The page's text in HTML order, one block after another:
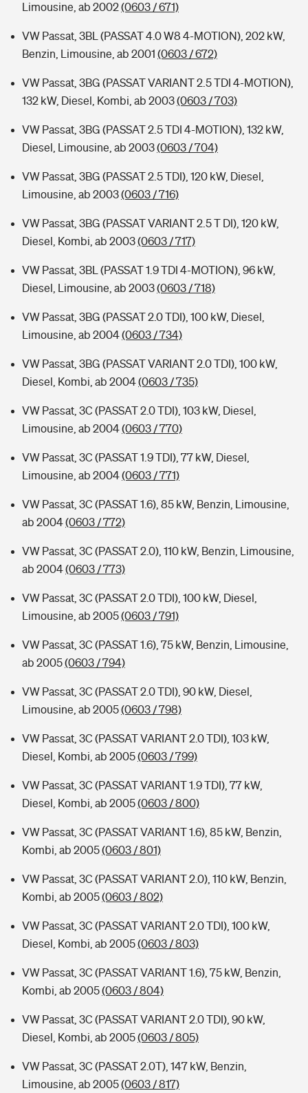
Limousine, ab 2002(0603 / 671)
VW Passat, 3BL (PASSAT 4.0 W8 4-MOTION), 202 kW,
Benzin, Limousine, ab 2001 (0603 / 672)
VW Passat, 3BG (PASSAT VARIANT 2.5 TDI 4-MOTION),
132 kW, Diesel, Kombi, ab 2003(0603 / 703)
VW Passat, 3BG (PASSAT 2.5 TDI 4-MOTION), 132 kW,
Diesel, Limousine, ab 2003(0603 / 704)
VW Passat, 3BG (PASSAT 2.5 TDI), 120 kW, Diesel,
Limousine, ab 2003(0603 / 716)
VW Passat, 3BG (PASSAT VARIANT 2.5 T DI), 120 kW,
Diesel, Kombi, ab 2003(0603 / 717)
VW Passat, 3BL (PASSAT 1.9 TDI 4-MOTION), 96 kW,
Diesel, Limousine, ab 2003(0603 / 718)
VW Passat, 3BG (PASSAT 2.0 TDI), 100 kW, Diesel,
Limousine, ab 2004(0603 / 734)
VW Passat, 3BG (PASSAT VARIANT 2.0 TDI), 100 kW,
Diesel, Kombi, ab 2004(0603 / 735)
VW Passat, 3C (PASSAT 2.0 TDI), 103 kW, Diesel,
Limousine, ab 2004(0603 / 770)
VW Passat, 3C (PASSAT 1.9 TDI), 77 kW, Diesel,
Limousine, ab 2004(0603 / 771)
VW Passat, 3C (PASSAT 1.6), 85 kW, Benzin, Limousine,
ab 2004(0603 / 772)
VW Passat, 3C (PASSAT 2.0), 110 kW, Benzin, Limousine,
ab 2004(0603 / 773)
VW Passat, 3C (PASSAT 2.0 TDI), 100 kW, Diesel,
Limousine, ab 2005(0603 / 791)
VW Passat, 3C (PASSAT 1.6), 75 kW, Benzin, Limousine,
ab 2005(0603 / 794)
VW Passat, 3C (PASSAT 2.0 TDI), 90 kW, Diesel,
Limousine, ab 2005(0603 / 798)
VW Passat, 3C (PASSAT VARIANT 2.0 TDI), 103 kW,
Diesel, Kombi, ab 2005(0603 / 799)
VW Passat, 3C (PASSAT VARIANT 1.9 TDI), 77 kW,
Diesel, Kombi, ab 2005(0603 / 800)
VW Passat, 3C (PASSAT VARIANT 1.6), 85 kW, Benzin,
Kombi, ab 2005(0603 / 801)
VW Passat, 3C (PASSAT VARIANT 2.0), 110 kW, Benzin,
Kombi, ab 2005(0603 / 802)
VW Passat, 3C (PASSAT VARIANT 2.0 TDI), 100 kW,
Diesel, Kombi, ab 2005(0603 / 803)
VW Passat, 3C (PASSAT VARIANT 1.6), 75 kW, Benzin,
Kombi, ab 2005(0603 / 804)
VW Passat, 3C (PASSAT VARIANT 2.0 TDI), 90 kW,
Diesel, Kombi, ab 2005(0603 / 805)
VW Passat, 3C (PASSAT 2.0T), 147 kW, Benzin,
Limousine, ab 2005(0603 / 817)